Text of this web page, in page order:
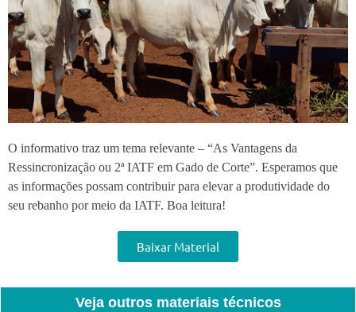
O informativo traz um tema relevante – “As Vantagens da
Ressincronização ou 2ª IATF em Gado de Corte”. Esperamos que
as informações possam contribuir para elevar a produtividade do
seu rebanho por meio da IATF. Boa leitura!
Baixar Material
Veja outros materiais técnicos